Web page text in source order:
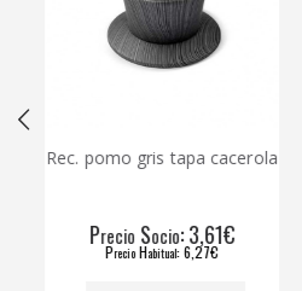
Rec. pomo gris tapa cacerola
recioSocio: 3,61€
recioHabitual: 6,27€